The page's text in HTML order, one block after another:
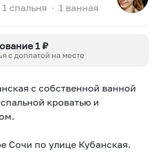
1 спальня ∙ 1 ванная
1 ₽
с доплатой на месте
с собственной ванной
кроватью и
Сочи по улице Кубанская.